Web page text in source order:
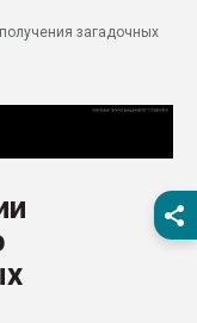
первый план в
28.07.2026
ситуацией на
загадочных